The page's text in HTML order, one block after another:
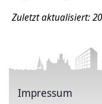
Zuletzt aktualisiert:
Impressum